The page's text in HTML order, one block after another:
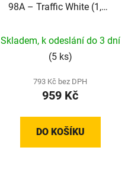
98A – Traffic White (1,75
Skladem, k odeslání do 3 dní
(5 ks)
793 Kč bez DPH
959 Kč
DO KOŠÍKU